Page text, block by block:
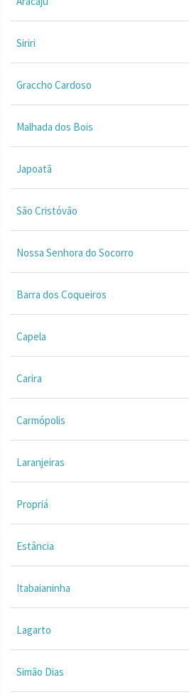
Siriri
Graccho Cardoso
Malhada dos Bois
Japoatã
São Cristóvão
Nossa Senhora do Socorro
Barra dos Coqueiros
Capela
Carira
Carmópolis
Laranjeiras
Propriá
Estância
Itabaianinha
Lagarto
Simão Dias